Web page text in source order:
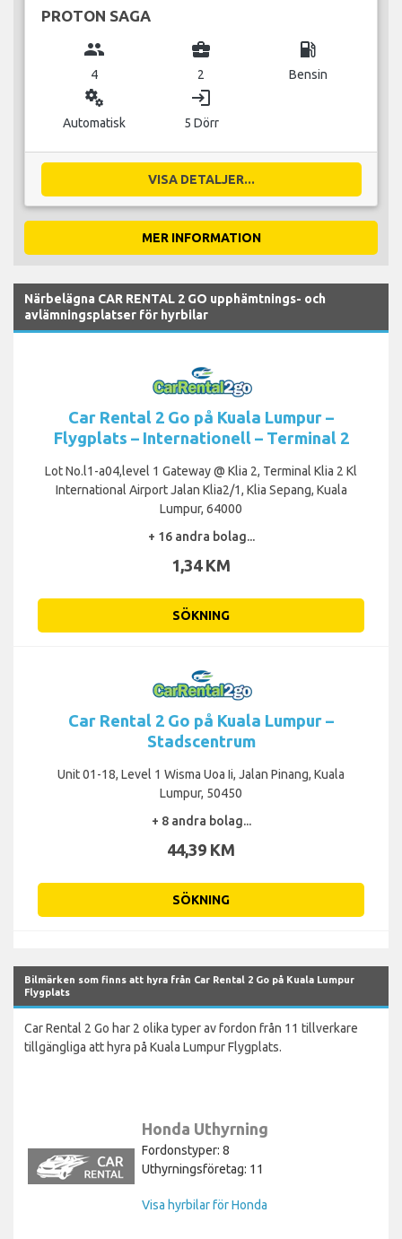
PROTON SAGA
group
4
business_center
2
local_gas_station
Bensin
miscellaneous_services
Automatisk
login
5 Dörr
VISA DETALJER...
MER INFORMATION
Närbelägna CAR RENTAL 2 GO upphämtnings- och
avlämningsplatser för hyrbilar
Car Rental 2 Go på Kuala Lumpur –
Flygplats – Internationell – Terminal 2
Lot No.l1-a04,level 1 Gateway @ Klia 2, Terminal Klia 2 Kl
International Airport Jalan Klia2/1, Klia Sepang, Kuala
Lumpur, 64000
+ 16 andra bolag...
1,34 KM
SÖKNING
Car Rental 2 Go på Kuala Lumpur –
Stadscentrum
Unit 01-18, Level 1 Wisma Uoa Ii, Jalan Pinang, Kuala
Lumpur, 50450
+ 8 andra bolag...
44,39 KM
SÖKNING
Bilmärken som finns att hyra från Car Rental 2 Go på Kuala Lumpur
Flygplats
Car Rental 2 Go har 2 olika typer av fordon från 11 tillverkare
tillgängliga att hyra på Kuala Lumpur Flygplats.
Honda Uthyrning
Fordonstyper: 8
Uthyrningsföretag: 11
Visa hyrbilar för Honda